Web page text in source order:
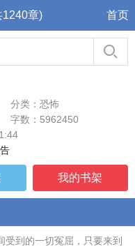
1240章) 首页
分类：恐怖
字数：5962450
我的书架
到的一切冤屈，只要来到